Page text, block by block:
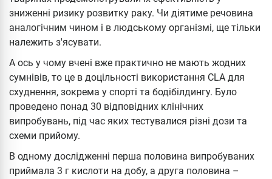
зниженні ризику розвитку раку. Чи діятиме речовина
аналогічним чином і в людському організмі, ще тільки
належить з'ясувати.
А ось у чому вчені вже практично не мають жодних
сумнівів, то це в доцільності використання CLA для
схуднення, зокрема у спорті та бодібілдингу. Було
проведено понад 30 відповідних клінічних
випробувань, під час яких тестувалися різні дози та
схеми прийому.
В одному дослідженні перша половина випробуваних
приймала 3 г кислоти на добу, а друга половина –